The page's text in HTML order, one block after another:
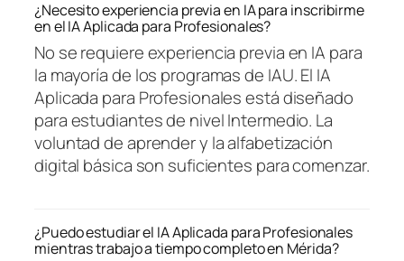
¿Necesito experiencia previa en IA para inscribirme
en el IA Aplicada para Profesionales?
No se requiere experiencia previa en IA para
la mayoría de los programas de IAU. El IA
Aplicada para Profesionales está diseñado
para estudiantes de nivel Intermedio. La
voluntad de aprender y la alfabetización
digital básica son suficientes para comenzar.
¿Puedo estudiar el IA Aplicada para Profesionales
mientras trabajo a tiempo completo en Mérida?